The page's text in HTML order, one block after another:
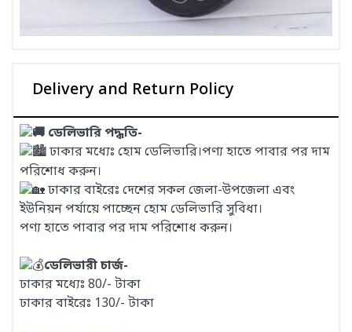
Delivery and Return Policy
ডেলিভারি পদ্ধতি-
ঢাকার মধ্যেঃ হোম ডেলিভারি।পণ্য হাতে পাবার পর দাম
পরিশোধ করুন।
ঢাকার বাইরেঃ দেশের সকল জেলা-উপজেলা এবং
ইউনিয়ন পর্যায়ে পাচ্ছেন হোম ডেলিভারি সুবিধা।
পণ্য হাতে পাবার পর দাম পরিশোধ করুন।
ডেলিভারী চার্জ-
ঢাকার মধ্যেঃ 80/- টাকা
ঢাকার বাইরেঃ 130/- টাকা